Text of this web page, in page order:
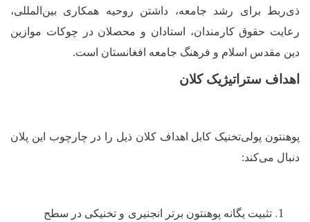
ذیربط برای رشد جامعه، داشتن روحیه همکاری بین‌المللی،
رعایت حقوق کارمندان، استادان و محصلاندر چوکات موازین
دین مقدس اسلام و فرهنگ جامعه افغانستان است.
اهداف ستراتیژیک کلان
پوهنتون پولی‌تخنیک کابل اهداف کلان ذیل را در چارچوب این پلان
دنبال می‌کند:
تثبیت یگانه پوهنتون برتر انجنیری و تخنیکی در سطح